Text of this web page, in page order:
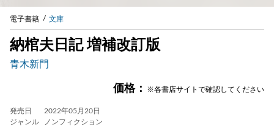
電子書籍 文庫
納棺夫日記 増補改訂版
青木新門
価格： ※各書店サイトで確認してください
発売日
2022年05月20日
ジャンル
ノンフィクション